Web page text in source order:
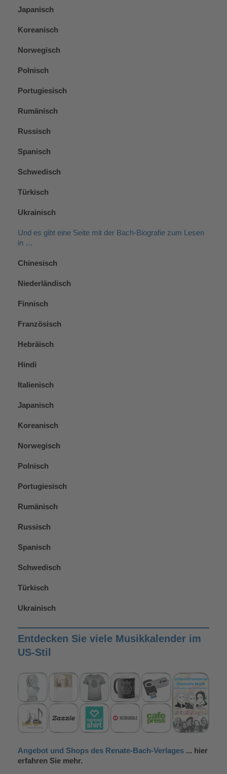
Japanisch
Koreanisch
Norwegisch
Polnisch
Portugiesisch
Rumänisch
Russisch
Spanisch
Schwedisch
Türkisch
Ukrainisch
Und es gibt eine Seite mit der Bach-Biografie zum Lesen
in …
Chinesisch
Niederländisch
Finnisch
Französisch
Hebräisch
Hindi
Italienisch
Japanisch
Koreanisch
Norwegisch
Polnisch
Portugiesisch
Rumänisch
Russisch
Spanisch
Schwedisch
Türkisch
Ukrainisch
Entdecken Sie viele Musikkalender im
US-Stil
Angebot und Shops des Renate-Bach-Verlages ... hier
erfahren Sie mehr.